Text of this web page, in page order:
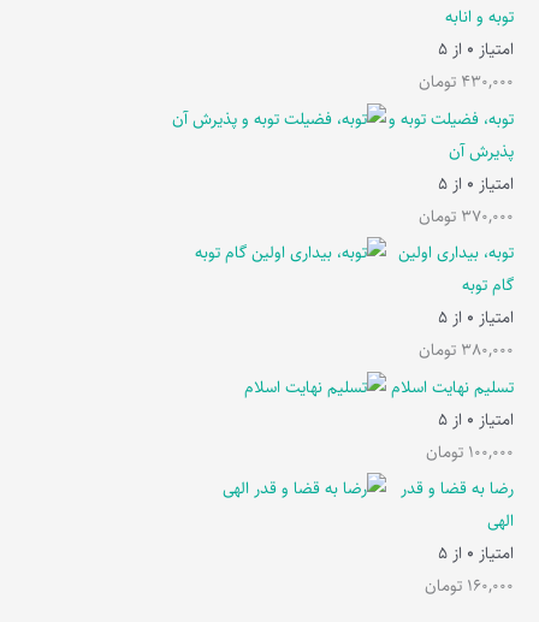
توبه و انابه
امتیاز 0 از 5
430,000 تومان
توبه، فضیلت توبه و
پذیرش آن
امتیاز 0 از 5
370,000 تومان
توبه، بیداری اولین
گام توبه
امتیاز 0 از 5
380,000 تومان
تسلیم نهایت اسلام
امتیاز 0 از 5
100,000 تومان
رضا به قضا و قدر
الهی
امتیاز 0 از 5
160,000 تومان